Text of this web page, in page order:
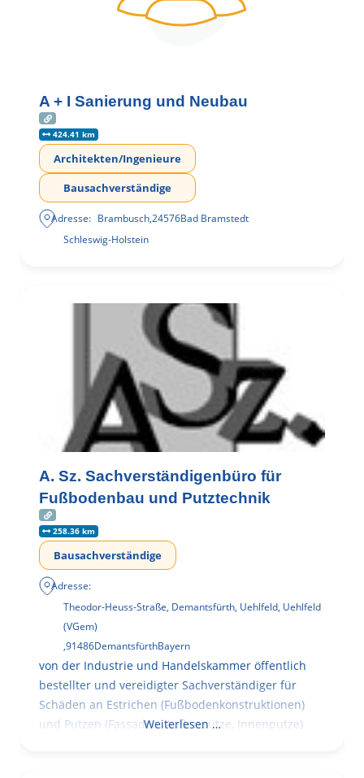
A + I Sanierung und Neubau
424.41 km
Architekten/Ingenieure
Bausachverständige
Adresse: Brambusch,24576Bad Bramstedt
Schleswig-Holstein
A. Sz. Sachverständigenbüro für
Fußbodenbau und Putztechnik
258.36 km
Bausachverständige
Adresse:
Theodor-Heuss-Straße, Demantsfürth, Uehlfeld, Uehlfeld
(VGem)
,91486DemantsfürthBayern
von der Industrie und Handelskammer öffentlich
bestellter und vereidigter Sachverständiger für
Schäden an Estrichen (Fußbodenkonstruktionen)
und Putzen (Fassaden, Außenputze, Innenputze)
Weiterlesen …